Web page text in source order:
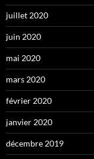
juillet 2020
juin 2020
mai 2020
mars 2020
février 2020
janvier 2020
décembre 2019